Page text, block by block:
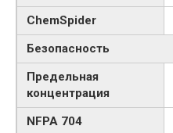
ChemSpider
Безопасность
Предельная
концентрация
NFPA 704